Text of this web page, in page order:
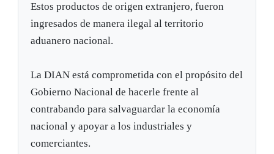
Estos productos de origen extranjero, fueron
ingresados de manera ilegal al territorio
aduanero nacional.
La DIAN está comprometida con el propósito del
Gobierno Nacional de hacerle frente al
contrabando para salvaguardar la economía
nacional y apoyar a los industriales y
comerciantes.